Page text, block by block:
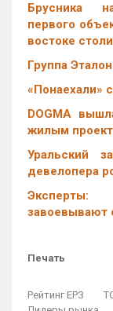
Брусника
первого
востоке
Группа
«Понаехали»
DOGMA
жилым
Уральский
девелопера
Эксперты:
завоевывают
Печать
Рейтинг ЕРЗ